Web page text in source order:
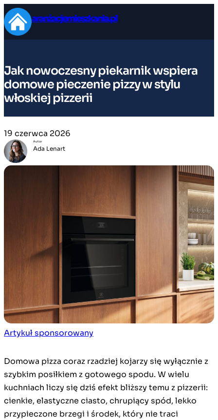
Przejdź
do
treści
aranżacjemieszkania.pl
Jak nowoczesny piekarnik wspiera
domowe pieczenie pizzy w stylu
włoskiej pizzerii
19 czerwca 2026
Autor
Ada Lenart
Artykuł sponsorowany
Domowa pizza coraz rzadziej kojarzy się wyłącznie z
szybkim posiłkiem z gotowego spodu. W wielu
kuchniach liczy się dziś efekt bliższy temu z pizzerii:
cienkie, elastyczne ciasto, chrupiący spód, lekko
przypieczone brzegi i środek, który nie traci